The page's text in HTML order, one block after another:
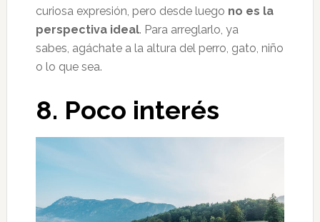
curiosa expresión, pero desde luego no es la
perspectiva ideal. Para arreglarlo, ya
sabes, agáchate a la altura del perro, gato, niño
o lo que sea.
8. Poco interés